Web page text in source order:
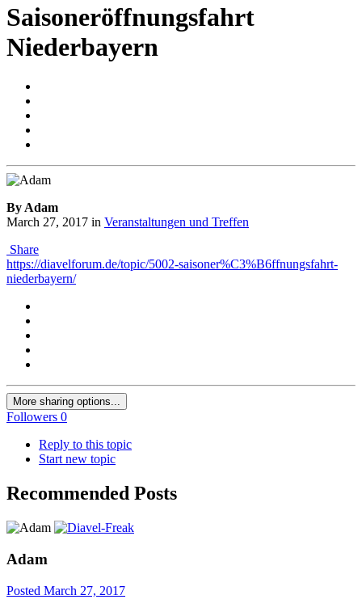
Saisoneröffnungsfahrt
Niederbayern
By Adam
March 27, 2017 in Veranstaltungen und Treffen
Share
https://diavelforum.de/topic/5002-saisoner%C3%B6ffnungsfahrt-
niederbayern/
More sharing options...
Followers 0
Reply to this topic
Start new topic
Recommended Posts
Adam
Posted March 27, 2017